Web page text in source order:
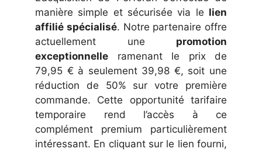
manière simple et sécurisée via le lien
affilié spécialisé. Notre partenaire offre
actuellement une promotion
exceptionnelle ramenant le prix de
79,95 € à seulement 39,98 €, soit une
réduction de 50% sur votre première
commande. Cette opportunité tarifaire
temporaire rend l’accès à ce
complément premium particulièrement
intéressant. En cliquant sur le lien fourni,